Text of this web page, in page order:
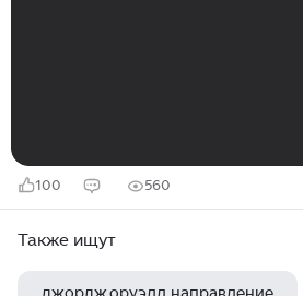
100 560
Также ищут